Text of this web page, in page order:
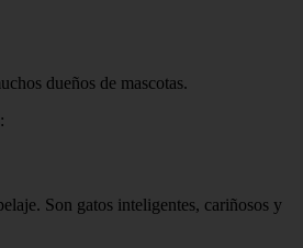
dueños de mascotas.
Son gatos inteligentes, cariñosos y